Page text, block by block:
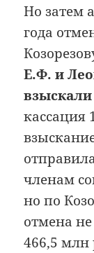
Но затем
года
Е.Ф. и
кассация
членам
но по
отмена
466,5 млн